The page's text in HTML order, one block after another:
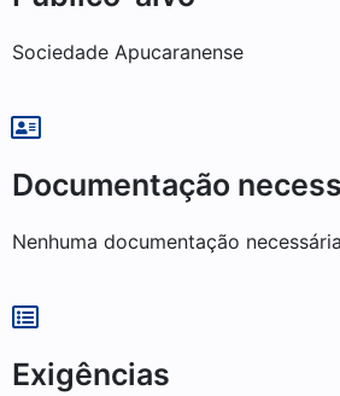
Sociedade Apucaranense
Documentação
Nenhuma documentação necessária
Exigências